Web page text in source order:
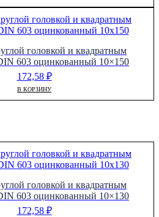
головкой и квадратным
603 оцинкованный 10×150
172,58 ₽
В КОРЗИНУ
головкой и квадратным
603 оцинкованный 10×130
172,58 ₽